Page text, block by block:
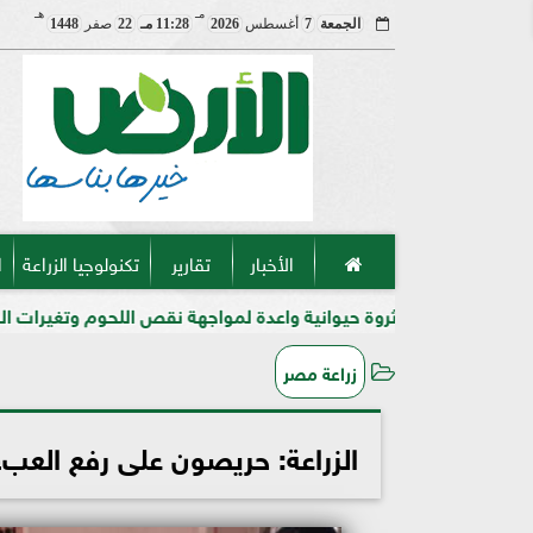
الجمعة 7 أغسطس2026
مـ
11:28 مـ 22 صفر 1448
هـ
الأخبار تقارير تكنولوجيا الزراعة
حيوانية واعدة لمواجهة نقص اللحوم وتغيرات المناخ في مصر
زراعة مصر
الزراعة: حريصون على رفع